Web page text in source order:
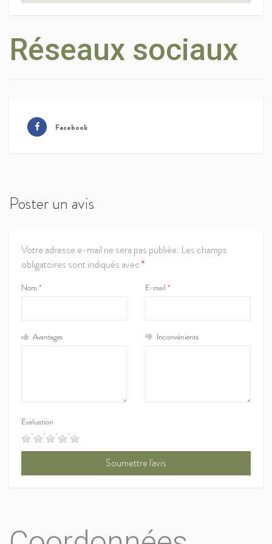
Réseaux sociaux
Facebook
Poster un avis
Votre adresse e-mail ne sera pas publiée. Les champs
obligatoires sont indiqués avec*
Nom * E-mail *
Avantages Inconvénients
Évaluation